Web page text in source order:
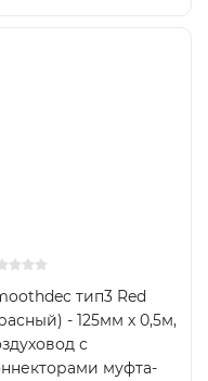
тип3 Red
- 125мм х 0,5м,
с
муфта-